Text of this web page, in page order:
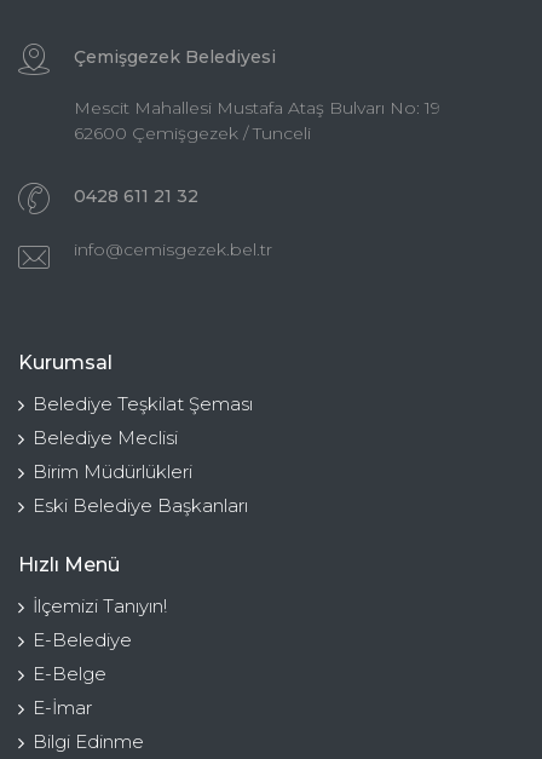
Çemişgezek Belediyesi
Mescit Mahallesi Mustafa Ataş Bulvarı No: 19
62600 Çemişgezek / Tunceli
0428 611 21 32
info@cemisgezek.bel.tr
Kurumsal
Belediye Teşkilat Şeması
Belediye Meclisi
Birim Müdürlükleri
Eski Belediye Başkanları
Hızlı Menü
İlçemizi Tanıyın!
E-Belediye
E-Belge
E-İmar
Bilgi Edinme